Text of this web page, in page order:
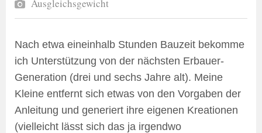
Ausgleichsgewicht
Nach etwa eineinhalb Stunden Bauzeit bekomme
ich Unterstützung von der nächsten Erbauer-
Generation (drei und sechs Jahre alt). Meine
Kleine entfernt sich etwas von den Vorgaben der
Anleitung und generiert ihre eigenen Kreationen
(vielleicht lässt sich das ja irgendwo